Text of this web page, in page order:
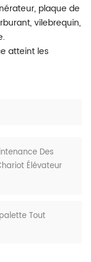
plaque de
vilebrequin,
atteint les
Des
Élévateur
Tout